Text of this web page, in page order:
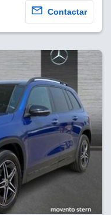
Contactar